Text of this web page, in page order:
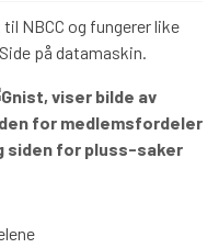
NBCC og fungerer like
på datamaskin.